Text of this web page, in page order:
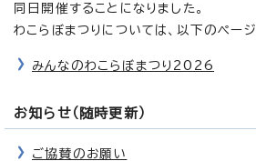
同日開催することになりました。
わこらぼまつりについては、以下のペー
みんなのわこらぼまつり2026
お知らせ（随時更新）
ご協賛のお願い